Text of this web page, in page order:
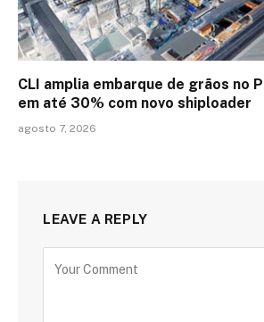
CLI amplia embarque de grãos no
em até 30% com novo shiploader
agosto 7, 2026
LEAVE A REPLY